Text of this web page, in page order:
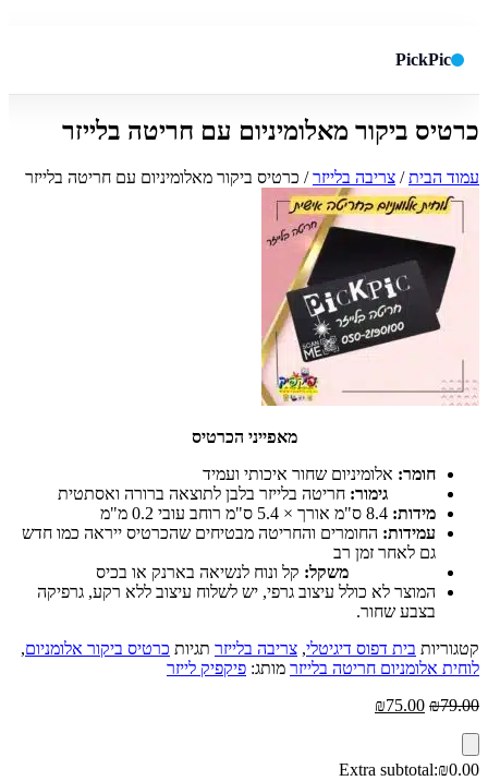
PickPic
חיפוש באתר
כרטיס ביקור מאלומיניום עם חריטה בלייזר
עמוד הבית/ צריבה בלייזר/ כרטיס ביקור מאלומיניום עם חריטה בלייזר
מאפייני הכרטיס
חומר: אלומיניום שחור איכותי ועמיד
גימור: חריטה בלייזר בלבן לתוצאה ברורה ואסתטית
מידות:
עמידות: החומרים והחריטה מבטיחים שהכרטיס ייראה כמו חדש
גם לאחר זמן רב
משקל: קל ונוח לנשיאה בארנק או בכיס
המוצר לא כולל עיצוב גרפי, יש לשלוח עיצוב ללא רקע, גרפיקה
בצבע שחור.
קטגוריות בית דפוס דיגיטלי, צריבה בלייזר תגיות כרטיס ביקור אלומניום,
לוחית אלומניום חריטה בלייזר מותג: פיקפיק לייזר
₪79.00
המחיר
₪79.00.
₪75.00
₪75.00.
Extra subtotal:₪0.00